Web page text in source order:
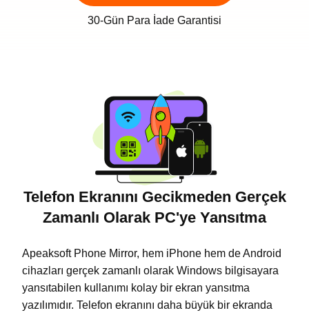
30-Gün Para İade Garantisi
Telefon Ekranını Gecikmeden Gerçek
Zamanlı Olarak PC'ye Yansıtma
Apeaksoft Phone Mirror, hem iPhone hem de Android
cihazları gerçek zamanlı olarak Windows bilgisayara
yansıtabilen kullanımı kolay bir ekran yansıtma
yazılımıdır. Telefon ekranını daha büyük bir ekranda